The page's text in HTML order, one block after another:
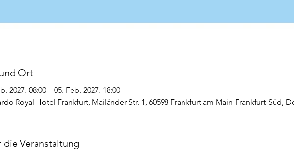
Ort
2027, 08:00 – 05. Feb. 2027, 18:00
Royal Hotel Frankfurt, Mailänder Str. 1, 60598 Frankfurt am Main-Frankfurt-Süd,
die Veranstaltung